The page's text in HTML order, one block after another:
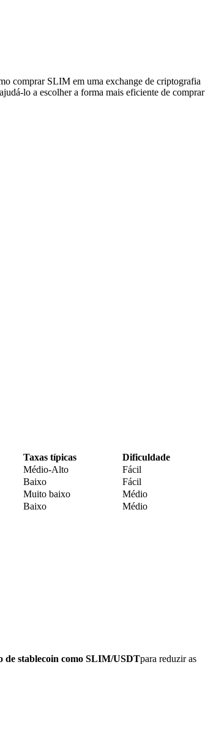
comprar SLIM em uma exchange de criptografia
lo a escolher a forma mais eficiente de comprar
Taxas típicas
Dificuldade
Médio-Alto
Fácil
Baixo
Fácil
Muito baixo
Médio
Baixo Médio
de stablecoin como SLIM/USDTpara reduzir as